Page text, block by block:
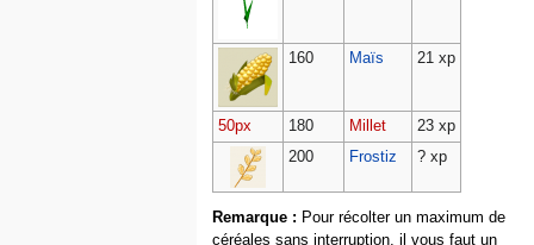
160 Maïs 21 xp
50px 180 Millet
23 xp
200
Frostiz ? xp
Remarque : Pour récolter un maximum de
céréales sans interruption, il vous faut un